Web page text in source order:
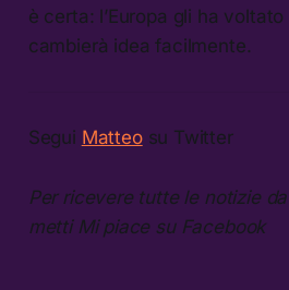
è certa: l’Europa gli ha
cambierà idea facilmente.
Segui Matteosu Twitter
Per ricevere tutte le notizie
metti Mi piace su Facebook